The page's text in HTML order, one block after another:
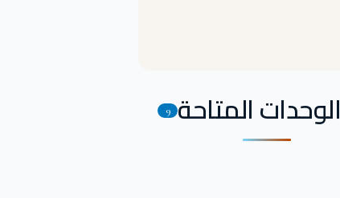
الوحدات المتاحة 9